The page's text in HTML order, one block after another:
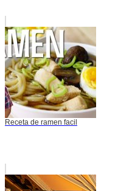
Receta de ramen facil